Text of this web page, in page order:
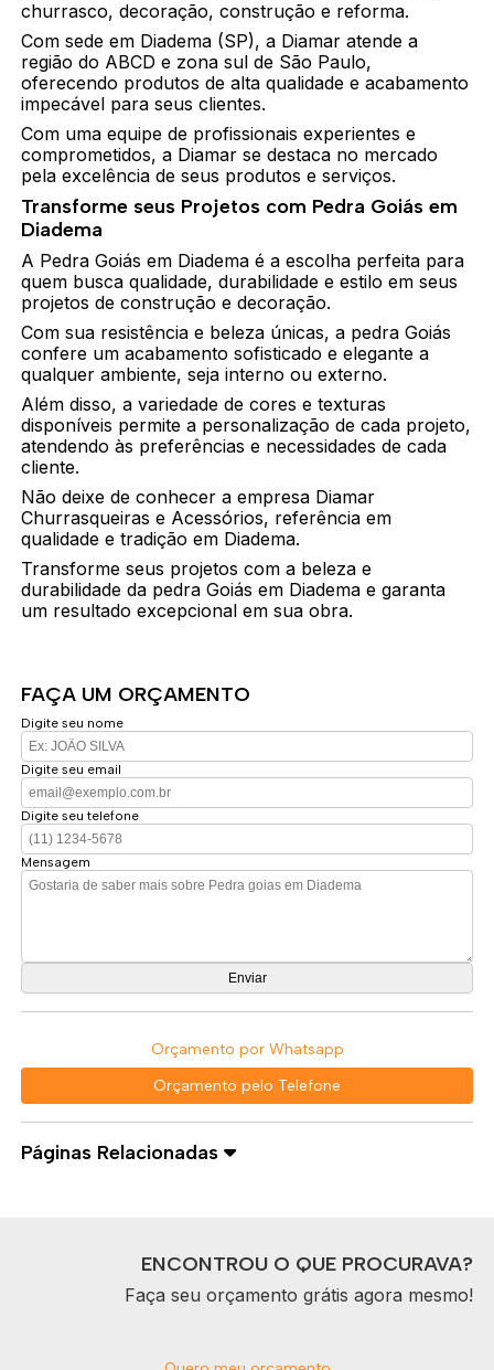
churrasco, decoração, construção e reforma.
Com sede em Diadema (SP), a Diamar atende a
região do ABCD e zona sul de São Paulo,
oferecendo produtos de alta qualidade e acabamento
impecável para seus clientes.
Com uma equipe de profissionais experientes e
comprometidos, a Diamar se destaca no mercado
pela excelência de seus produtos e serviços.
Transforme seus Projetos com Pedra Goiás em
Diadema
A Pedra Goiás em Diadema é a escolha perfeita para
quem busca qualidade, durabilidade e estilo em seus
projetos de construção e decoração.
Com sua resistência e beleza únicas, a pedra Goiás
confere um acabamento sofisticado e elegante a
qualquer ambiente, seja interno ou externo.
Além disso, a variedade de cores e texturas
disponíveis permite a personalização de cada projeto,
atendendo às preferências e necessidades de cada
cliente.
Não deixe de conhecer a empresa Diamar
Churrasqueiras e Acessórios, referência em
qualidade e tradição em Diadema.
Transforme seus projetos com a beleza e
durabilidade da pedra Goiás em Diadema e garanta
um resultado excepcional em sua obra.
FAÇA UM ORÇAMENTO
Digite seu nome
Digite seu email
Digite seu telefone
Mensagem
Orçamento por Whatsapp
Orçamento pelo Telefone
Páginas Relacionadas
ENCONTROU O QUE PROCURAVA?
Faça seu orçamento grátis agora mesmo!